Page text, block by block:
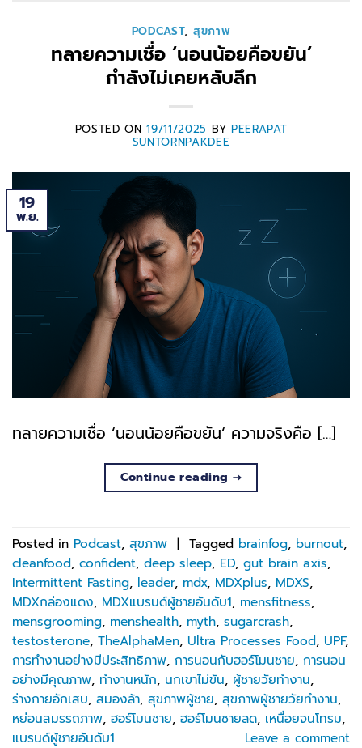
PODCAST, สุขภาพ
ทลายความเชื่อ ‘นอนน้อยคือขยัน’
กำลังไม่เคยหลับลึก
POSTED ON19/11/2025 BY PEERAPAT
SUNTORNPAKDEE
19
พ.ย.
ทลายความเชื่อ ‘นอนน้อยคือขยัน‘ ความจริงคือ […]
Continue reading →
Posted in Podcast, สุขภาพ | Tagged brainfog, burnout,
cleanfood, confident, deep sleep, ED, gut brain axis,
Intermittent Fasting, leader, mdx, MDXplus, MDXS,
MDXกล่องแดง, MDXแบรนด์ผู้ชายอันดับ1, mensfitness,
mensgrooming, menshealth, myth, sugarcrash,
testosterone, TheAlphaMen, Ultra Processes Food, UPF,
การทำงานอย่างมีประสิทธิภาพ, การนอนกับฮอร์โมนชาย, การนอน
อย่างมีคุณภาพ, ทำงานหนัก, นกเขาไม่ขัน, ผู้ชายวัยทำงาน,
ร่างกายอักเสบ, สมองล้า, สุขภาพผู้ชาย, สุขภาพผู้ชายวัยทำงาน,
หย่อนสมรรถภาพ, ฮอร์โมนชาย, ฮอร์โมนชายลด, เหนื่อยจนโทรม,
แบรนด์ผู้ชายอันดับ1
Leave a comment